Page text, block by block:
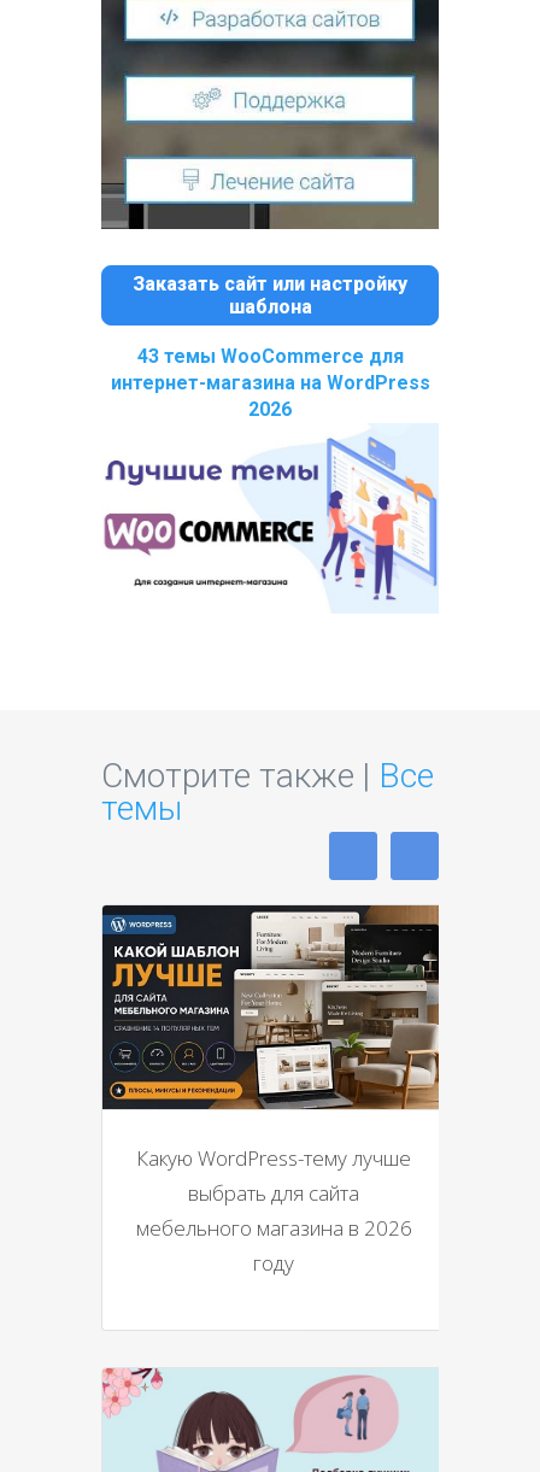
Заказать сайт или настройку
шаблона
43 темы WooCommerce для
интернет-магазина на WordPress
2026
Смотрите также | Все
темы
Какую WordPress-тему лучше
выбрать для сайта
мебельного магазина в 2026
году